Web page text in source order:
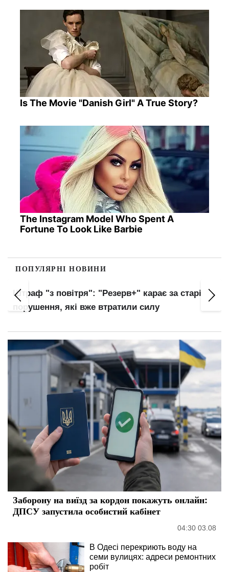
Is The Movie "Danish Girl" A True Story?
The Instagram Model Who Spent A
Fortune To Look Like Barbie
ПОПУЛЯРНІ НОВИНИ
Українців автоматично внесуть до баз ТЦК:
нові правила військового обліку
Заборону на виїзд за кордон покажуть онлайн:
ДПСУ запустила особистий кабінет
04:30 03.08
В Одесі перекриють воду на
семи вулицях: адреси ремонтних
робіт